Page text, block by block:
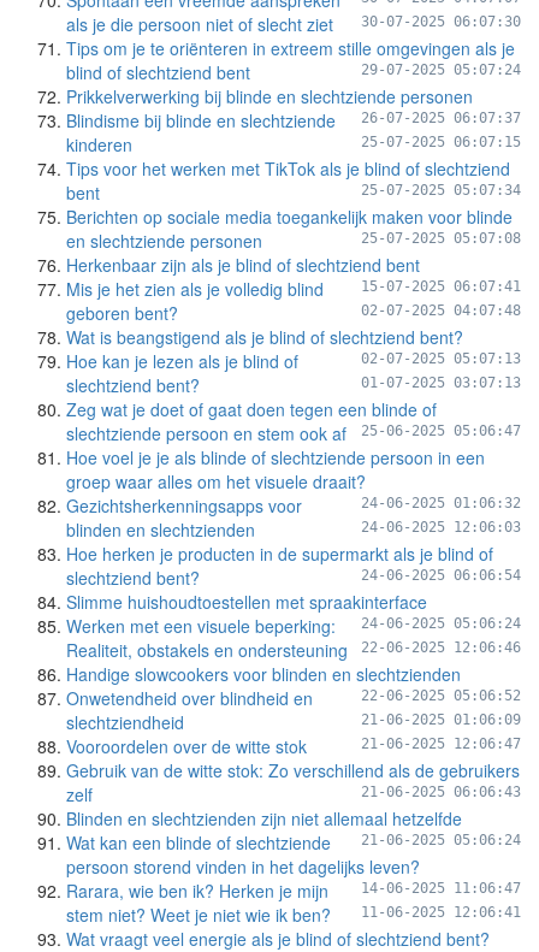
als je die persoon niet of slecht ziet
30-07-2025 06:07:30
Tips om je te oriënteren in extreem stille omgevingen als je
blind of slechtziend bent
29-07-2025 05:07:24
Prikkelverwerking bij blinde en slechtziende personen
26-07-2025 06:07:37
Blindisme bij blinde en slechtziende
kinderen
25-07-2025 06:07:15
Tips voor het werken met TikTok als je blind of slechtziend
bent
25-07-2025 05:07:34
Berichten op sociale media toegankelijk maken voor blinde
en slechtziende personen
25-07-2025 05:07:08
Herkenbaar zijn als je blind of slechtziend bent
15-07-2025 06:07:41
Mis je het zien als je volledig blind
geboren bent?
02-07-2025 04:07:48
Wat is beangstigend als je blind of slechtziend bent?
02-07-2025 05:07:13
Hoe kan je lezen als je blind of
slechtziend bent?
01-07-2025 03:07:13
Zeg wat je doet of gaat doen tegen een blinde of
slechtziende persoon en stem ook af
25-06-2025 05:06:47
Hoe voel je je als blinde of slechtziende persoon in een
groep waar alles om het visuele draait?
24-06-2025 01:06:32
Gezichtsherkenningsapps voor
blinden en slechtzienden
24-06-2025 12:06:03
Hoe herken je producten in de supermarkt als je blind of
slechtziend bent?
24-06-2025 06:06:54
Slimme huishoudtoestellen met spraakinterface
24-06-2025 05:06:24
Werken met een visuele beperking:
Realiteit, obstakels en ondersteuning
22-06-2025 12:06:46
Handige slowcookers voor blinden en slechtzienden
22-06-2025 05:06:52
Onwetendheid over blindheid en
slechtziendheid
21-06-2025 01:06:09
Vooroordelen over de witte stok 21-06-2025 12:06:47
Gebruik van de witte stok: Zo verschillend als de gebruikers
zelf
21-06-2025 06:06:43
Blinden en slechtzienden zijn niet allemaal hetzelfde
21-06-2025 05:06:24
Wat kan een blinde of slechtziende
persoon storend vinden in het dagelijks leven?
14-06-2025 11:06:47
Rarara, wie ben ik? Herken je mijn
stem niet? Weet je niet wie ik ben?
11-06-2025 12:06:41
Wat vraagt veel energie als je blind of slechtziend bent?